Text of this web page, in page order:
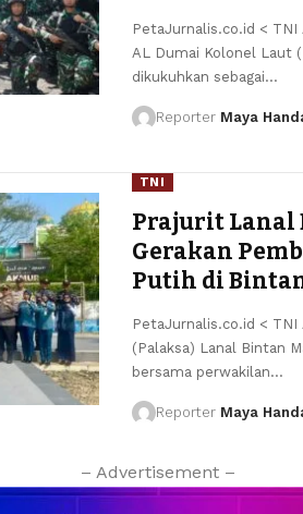
PetaJurnalis.co.id < TNI
AL Dumai Kolonel Laut
dikukuhkan sebagai…
Reporter Maya
TNI
Prajurit Lanal
Gerakan
Putih di
PetaJurnalis.co.id <
(Palaksa) Lanal Bintan
bersama perwakilan…
Reporter Maya
– Advertisement –